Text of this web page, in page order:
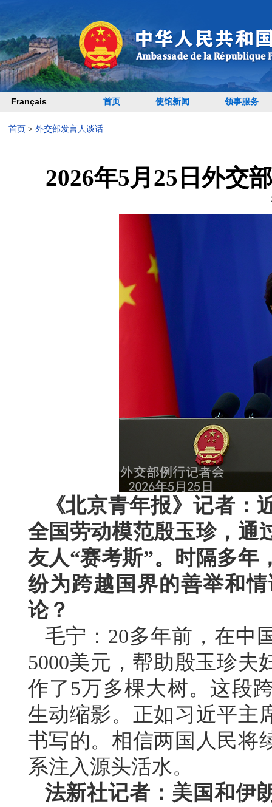
Français 首页 使馆新闻 领事服务
首页 > 外交部发言人谈话
2026年5月25日外交
《北京青年报》记者
全国劳动模范殷玉珍，通
友人“赛考斯”。时隔多年
纷为跨越国界的善举和
论？
毛宁：20多年前，在中
5000美元，帮助殷玉珍
作了5万多棵大树。这段
生动缩影。正如习近平主
书写的。相信两国人民将
系注入源头活水。
法新社记者：美国和伊